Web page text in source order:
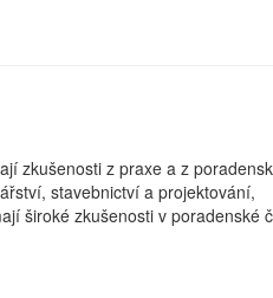
zkušenosti z praxe a z
stavebnictví a projektování,
široké zkušenosti v poradenské